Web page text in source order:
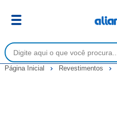
Página Inicial Revestimentos